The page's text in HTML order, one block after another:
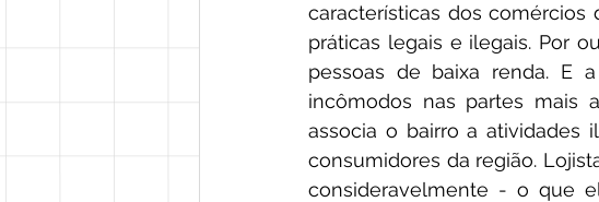
características dos
práticas legais e ilegais. Por
pessoas de baixa renda. E
incômodos nas partes mais
associa o bairro a atividades
consumidores da região.
consideravelmente - o que